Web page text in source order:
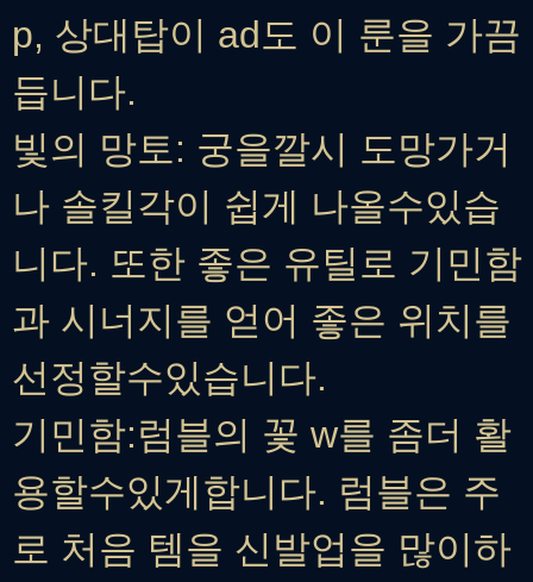
p, 상대탑이 ad도 이 룬을 가끔
듭니다.
빛의 망토: 궁을깔시 도망가거
나 솔킬각이 쉽게 나올수있습
니다. 또한 좋은 유틸로 기민함
과 시너지를 얻어 좋은 위치를
선정할수있습니다.
기민함:럼블의 꽃 w를 좀더 활
용할수있게합니다. 럼블은 주
로 처음 템을 신발업을 많이하